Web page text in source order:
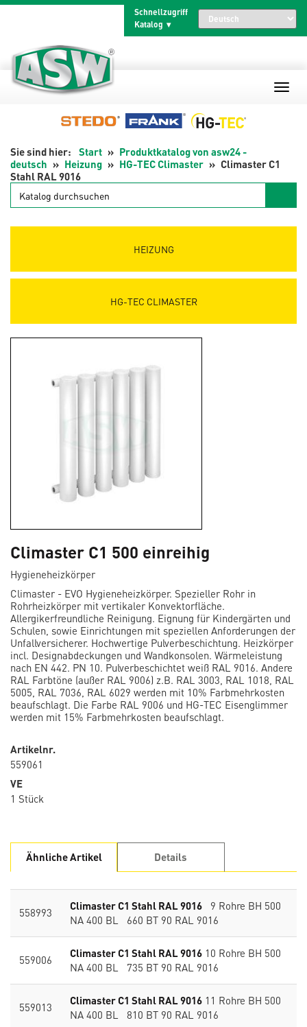
Schnellzugriff
Katalog
Start
Produktkatalog von asw24 -
deutsch
Heizung HG-TEC Climaster
Climaster C1
Stahl RAL 9016
Katalog
durchsuchen
HEIZUNG
HG-TEC CLIMASTER
Climaster C1 500 einreihig
Hygieneheizkörper
Climaster - EVO Hygieneheizkörper. Spezieller Rohr in
Rohrheizkörper mit vertikaler Konvektorfläche.
Allergikerfreundliche Reinigung. Eignung für Kindergärten und
Schulen, sowie Einrichtungen mit speziellen Anforderungen der
Unfallversicherer. Hochwertige Pulverbeschichtung. Heizkörper
incl. Designabdeckungen und Wandkonsolen. Wärmeleistung
nach EN 442. PN 10. Pulverbeschichtet weiß RAL 9016. Andere
RAL Farbtöne (außer RAL 9006) z.B. RAL 3003, RAL 1018, RAL
5005, RAL 7036, RAL 6029 werden mit 10% Farbmehrkosten
beaufschlagt. Die Farbe RAL 9006 und HG-TEC Eisenglimmer
werden mit 15% Farbmehrkosten beaufschlagt.
Artikelnr.
559061
VE
1 Stück
Ähnliche Artikel Details
558993 Climaster C1 Stahl RAL 9016 9 Rohre BH 500
NA 400 BL 660 BT 90 RAL 9016
559006 Climaster C1 Stahl RAL 9016 10 Rohre BH 500
NA 400 BL 735 BT 90 RAL 9016
559013 Climaster C1 Stahl RAL 9016 11 Rohre BH 500
NA 400 BL 810 BT 90 RAL 9016